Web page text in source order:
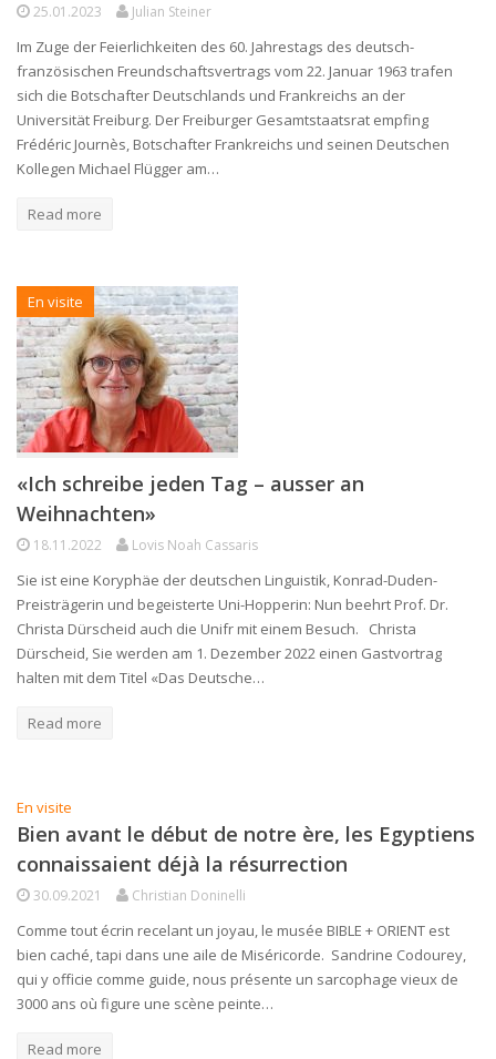
25.01.2023 Julian Steiner
Im Zuge der Feierlichkeiten des 60. Jahrestags des deutsch-
französischen Freundschaftsvertrags vom 22. Januar 1963 trafen
sich die Botschafter Deutschlands und Frankreichs an der
Universität Freiburg. Der Freiburger Gesamtstaatsrat empfing
Frédéric Journès, Botschafter Frankreichs und seinen Deutschen
Kollegen Michael Flügger am…
Read more
En visite
«Ich schreibe jeden Tag – ausser an
Weihnachten»
18.11.2022 Lovis Noah Cassaris
Sie ist eine Koryphäe der deutschen Linguistik, Konrad-Duden-
Preisträgerin und begeisterte Uni-Hopperin: Nun beehrt Prof. Dr.
Christa Dürscheid auch die Unifr mit einem Besuch. Christa
Dürscheid, Sie werden am 1. Dezember 2022 einen Gastvortrag
halten mit dem Titel «Das Deutsche…
Read more
En visite
Bien avant le début de notre ère, les Egyptiens
connaissaient déjà la résurrection
30.09.2021 Christian Doninelli
Comme tout écrin recelant un joyau, le musée BIBLE + ORIENT est
bien caché, tapi dans une aile de Miséricorde. Sandrine Codourey,
qui y officie comme guide, nous présente un sarcophage vieux de
3000 ans où figure une scène peinte…
Read more